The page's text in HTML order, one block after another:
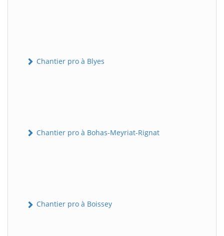
Chantier pro à Blyes
Chantier pro à Bohas-Meyriat-Rignat
Chantier pro à Boissey